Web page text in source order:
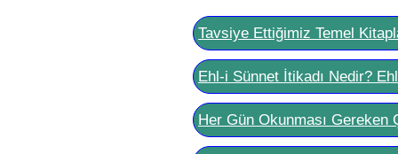
Tavsiye Ettiğimiz Temel
Ehl-i Sünnet İtikadı Nedir?
Her Gün Okunması Gereken